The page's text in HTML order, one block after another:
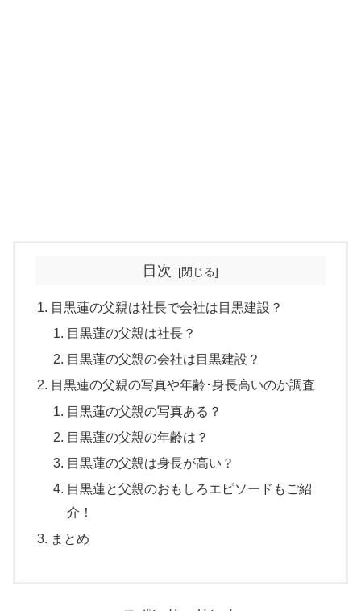
目次
目黒蓮の父親は社長で会社は目黒建設？
目黒蓮の父親は社長？
目黒蓮の父親の会社は目黒建設？
目黒蓮の父親の写真や年齢･身長高いのか調査
目黒蓮の父親の写真ある？
目黒蓮の父親の年齢は？
目黒蓮の父親は身長が高い？
目黒蓮と父親のおもしろエピソードもご紹
介！
まとめ